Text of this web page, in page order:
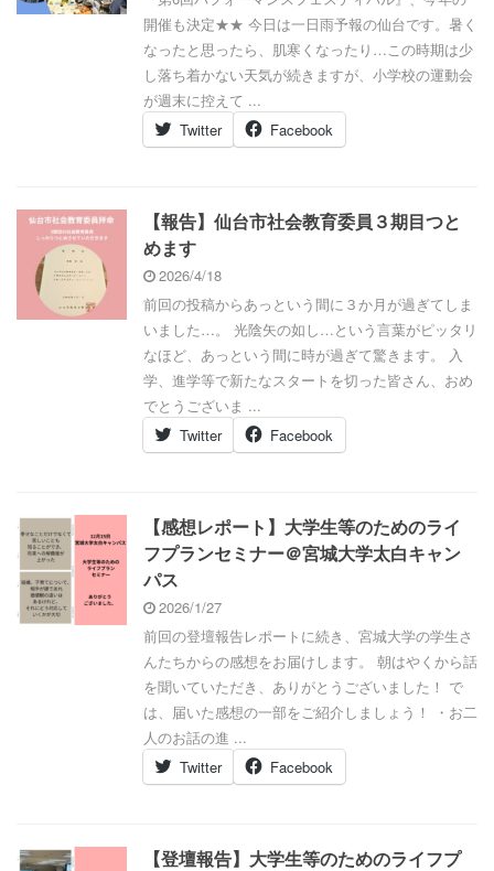
開催も決定★★ 今日は一日雨予報の仙台です。暑く
なったと思ったら、肌寒くなったり…この時期は少
し落ち着かない天気が続きますが、小学校の運動会
が週末に控えて ...
Twitter
Facebook
【報告】仙台市社会教育委員３期目つと
めます
2026/4/18
前回の投稿からあっという間に３か月が過ぎてしま
いました…。 光陰矢の如し…という言葉がピッタリ
なほど、あっという間に時が過ぎて驚きます。 入
学、進学等で新たなスタートを切った皆さん、おめ
でとうございま ...
Twitter
Facebook
【感想レポート】大学生等のためのライ
フプランセミナー＠宮城大学太白キャン
パス
2026/1/27
前回の登壇報告レポートに続き、宮城大学の学生さ
んたちからの感想をお届けします。 朝はやくから話
を聞いていただき、ありがとうございました！ で
は、届いた感想の一部をご紹介しましょう！ ・お二
人のお話の進 ...
Twitter
Facebook
【登壇報告】大学生等のためのライフプ